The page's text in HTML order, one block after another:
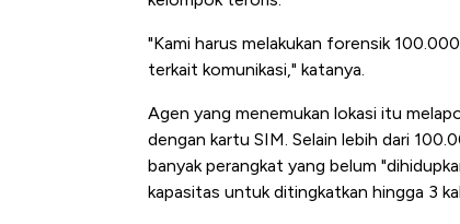
"Kami harus melakukan forensik
terkait komunikasi," katanya.
Agen yang menemukan lokasi itu
dengan kartu SIM. Selain lebih dari
banyak perangkat yang belum
kapasitas untuk ditingkatkan hingga 3